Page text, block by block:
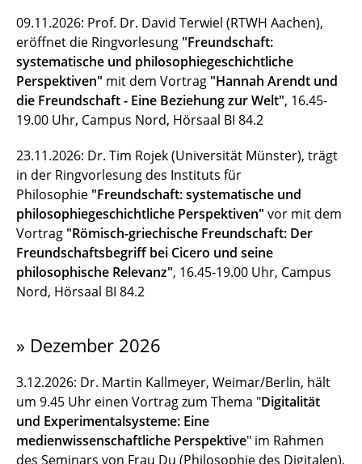
09.11.2026: Prof. Dr. David Terwiel (RTWH Aachen),
eröffnet die Ringvorlesung "Freundschaft:
systematische und philosophiegeschichtliche
Perspektiven" mit dem Vortrag "Hannah Arendt und
die Freundschaft - Eine Beziehung zur Welt", 16.45-
19.00 Uhr, Campus Nord, Hörsaal BI 84.2
23.11.2026: Dr. Tim Rojek (Universität Münster), trägt
in der Ringvorlesung des Instituts für
Philosophie "Freundschaft: systematische und
philosophiegeschichtliche Perspektiven" vor mit dem
Vortrag "Römisch-griechische Freundschaft: Der
Freundschaftsbegriff bei Cicero und seine
philosophische Relevanz", 16.45-19.00 Uhr, Campus
Nord, Hörsaal BI 84.2
» Dezember 2026
3.12.2026: Dr. Martin Kallmeyer, Weimar/Berlin, hält
um 9.45 Uhr einen Vortrag zum Thema "Digitalität
und Experimentalsysteme: Eine
medienwissenschaftliche Perspektive" im Rahmen
des Seminars von Frau Du (Philosophie des Digitalen),